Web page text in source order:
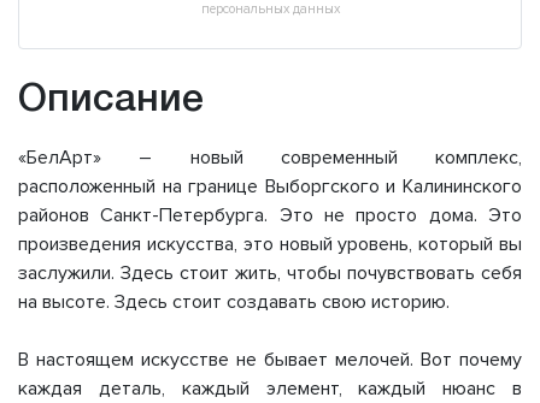
персональных данных
Описание
«БелАрт» – новый современный комплекс,
расположенный на границе Выборгского и Калининского
районов Санкт-Петербурга. Это не просто дома. Это
произведения искусства, это новый уровень, который вы
заслужили. Здесь стоит жить, чтобы почувствовать себя
на высоте. Здесь стоит создавать свою историю.
В настоящем искусстве не бывает мелочей. Вот почему
каждая деталь, каждый элемент, каждый нюанс в